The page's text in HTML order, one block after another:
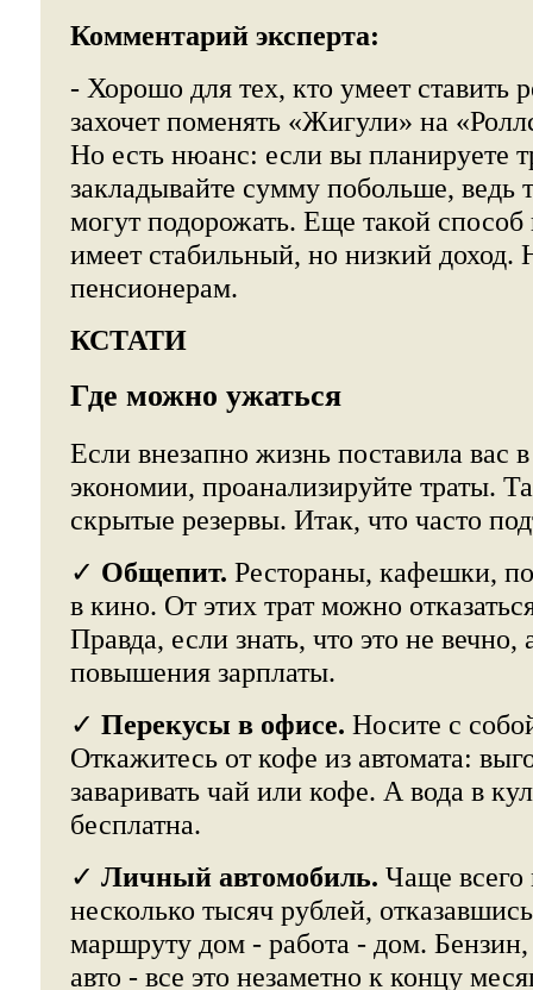
Комментарий эксперта:
- Хорошо для тех, кто умеет ставить
захочет поменять «Жигули» на
Но есть нюанс: если вы планируете
закладывайте сумму побольше, ведь
могут подорожать. Еще такой способ
имеет стабильный, но низкий доход.
пенсионерам.
КСТАТИ
Где можно ужаться
Если внезапно жизнь поставила вас
экономии, проанализируйте траты.
скрытые резервы. Итак, что часто
✓ Общепит. Рестораны, кафешки,
в кино. От этих трат можно
Правда, если знать, что это не
повышения зарплаты.
✓ Перекусы в офисе. Носите с
Откажитесь от кофе из автомата:
заваривать чай или кофе. А вода в
бесплатна.
✓ Личный автомобиль. Чаще всего
несколько тысяч рублей,
маршруту дом - работа - дом.
авто - все это незаметно к концу